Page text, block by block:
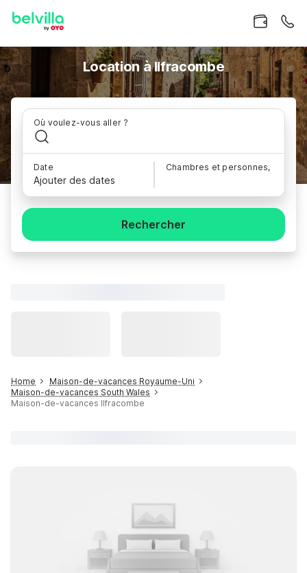
Location à Ilfracombe
Où voulez-vous aller ?
Date
Ajouter des dates
Chambres et personnes,
Rechercher
Home
Maison-de-vacances Royaume-Uni
Maison-de-vacances South Wales
Maison-de-vacances Ilfracombe